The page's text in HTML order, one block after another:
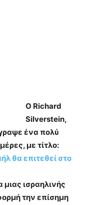
Ο Richard
Silverstein,
ένα πολύ
με τίτλο:
θα επιτεθεί στο
ισραηλινής
την επίσημη